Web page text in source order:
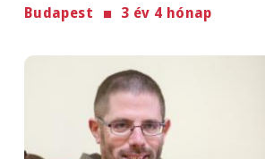
Budapest 3 év 4 hónap
Image